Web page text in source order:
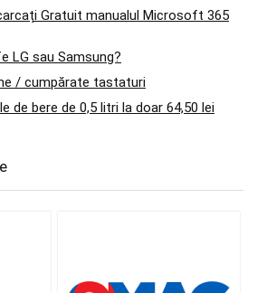
Gratuit manualul Microsoft 365
LG sau Samsung?
/ cumpărate tastaturi
de bere de 0,5 litri la doar 64,50 lei